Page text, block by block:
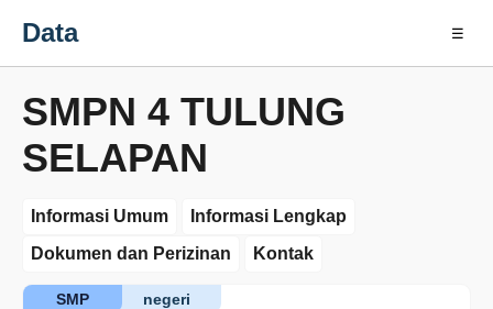
Data ☰
SMPN 4 TULUNG
SELAPAN
Informasi Umum
Informasi Lengkap
Dokumen dan Perizinan
Kontak
negeri
SMP